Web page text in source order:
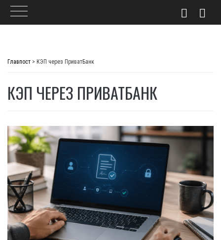
Главпост > КЭП через ПриватБанк
КЭП ЧЕРЕЗ ПРИВАТБАНК